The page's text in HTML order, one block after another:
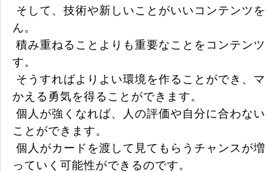
そして、技術や新しいことがいいコンテンツ
ん。
積み重ねることよりも重要なことをコンテン
す。
そうすればよりよい環境を作ることができ、
かえる勇気を得ることができます。
個人が強くなれば、人の評価や自分に合わな
ことができます。
個人がカードを渡して見てもらうチャンスが
っていく可能性ができるのです。